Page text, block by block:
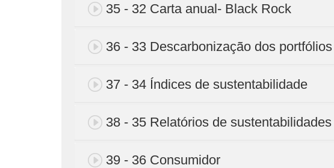
35 - 32 Carta anual- Black Rock
36 - 33 Descarbonização dos portfólios
37 - 34 Índices de sustentabilidade
38 - 35 Relatórios de sustentabilidades
39 - 36 Consumidor